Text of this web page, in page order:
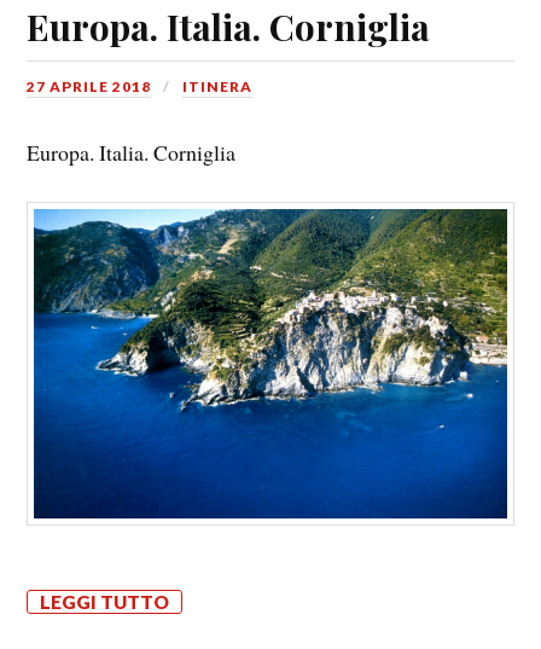
Europa. Italia. Corniglia
27 APRILE 2018 ITINERA
Europa. Italia. Corniglia
LEGGI TUTTO